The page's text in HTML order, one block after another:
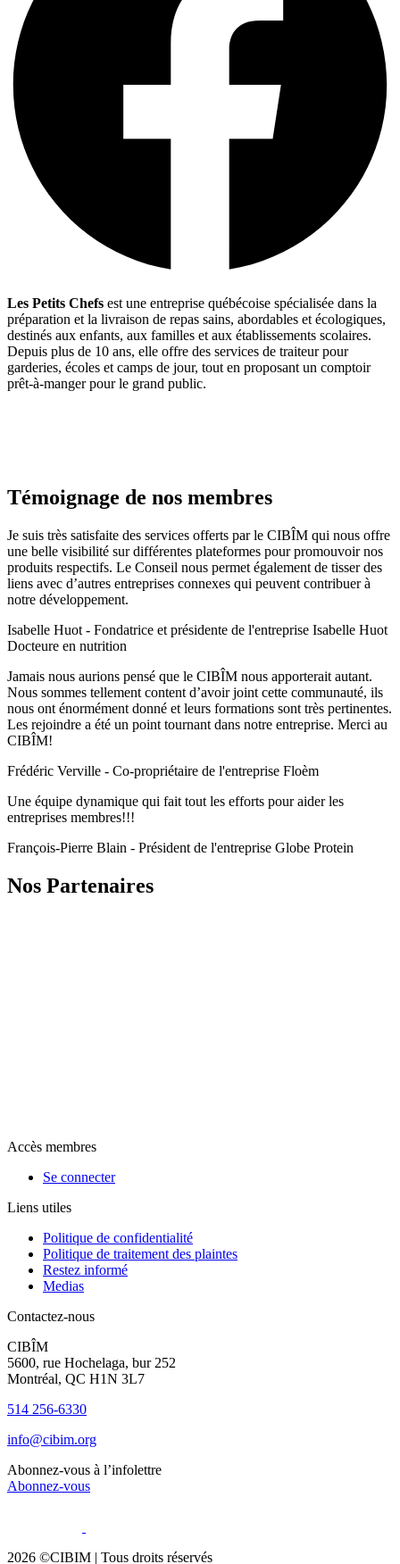
Les Petits Chefs est une entreprise québécoise spécialisée dans la
préparation et la livraison de repas sains, abordables et écologiques,
destinés aux enfants, aux familles et aux établissements scolaires.
Depuis plus de 10 ans, elle offre des services de traiteur pour
garderies, écoles et camps de jour, tout en proposant un comptoir
prêt-à-manger pour le grand public.
Témoignage de nos membres
Je suis très satisfaite des services offerts par le CIBÎM qui nous offre
une belle visibilité sur différentes plateformes pour promouvoir nos
produits respectifs. Le Conseil nous permet également de tisser des
liens avec d’autres entreprises connexes qui peuvent contribuer à
notre développement.​
Isabelle Huot - Fondatrice et présidente de l'entreprise Isabelle Huot
Docteure en nutrition
Jamais nous aurions pensé que le CIBÎM nous apporterait autant.
Nous sommes tellement content d’avoir joint cette communauté, ils
nous ont énormément donné et leurs formations sont très pertinentes.
Les rejoindre a été un point tournant dans notre entreprise. Merci au
CIBÎM!
Frédéric Verville - Co-propriétaire de l'entreprise Floèm
Une équipe dynamique qui fait tout les efforts pour aider les
entreprises membres!!!
François-Pierre Blain - Président de l'entreprise Globe Protein
Nos Partenaires
Accès membres
Se connecter
Liens utiles
Politique de confidentialité
Politique de traitement des plaintes
Restez informé
Medias
Contactez-nous
CIBÎM
5600, rue Hochelaga, bur 252
Montréal, QC H1N 3L7
514 256-6330
info@cibim.org
Abonnez-vous à l’infolettre
Abonnez-vous
2026 ©CIBIM | Tous droits réservés